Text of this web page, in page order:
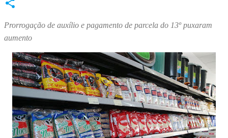
Prorrogação de auxílio e pagamento de parcela do 13º puxaram
aumento